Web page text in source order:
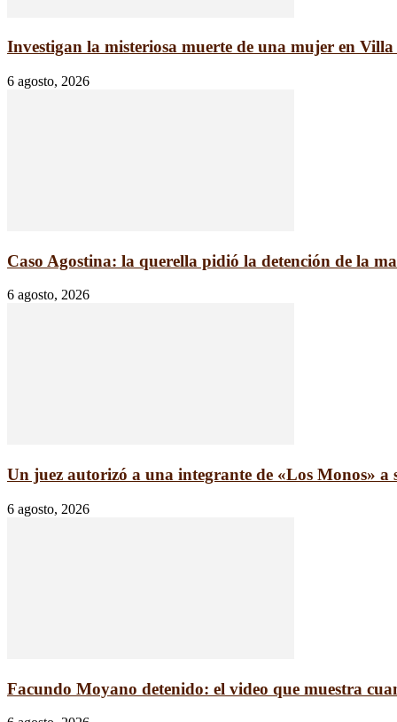
Investigan la misteriosa muerte de una mujer en
6 agosto, 2026
Caso Agostina: la querella pidió la detención de la
6 agosto, 2026
Un juez autorizó a una integrante de «Los Monos» a
6 agosto, 2026
Facundo Moyano detenido: el video que muestra